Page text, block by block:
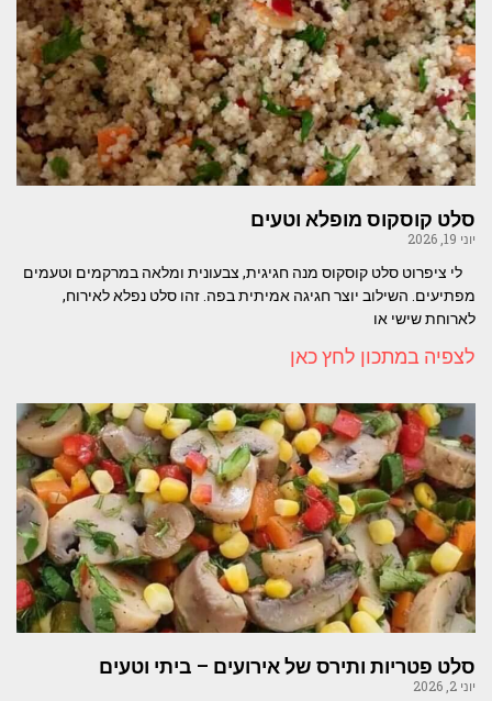
סלט קוסקוס מופלא וטעים
יוני 19, 2026
לי ציפרוט סלט קוסקוס מנה חגיגית, צבעונית ומלאה במרקמים וטעמים
מפתיעים. השילוב יוצר חגיגה אמיתית בפה. זהו סלט נפלא לאירוח,
לארוחת שישי או
לצפיה במתכון לחץ כאן
סלט פטריות ותירס של אירועים – ביתי וטעים
יוני 2, 2026